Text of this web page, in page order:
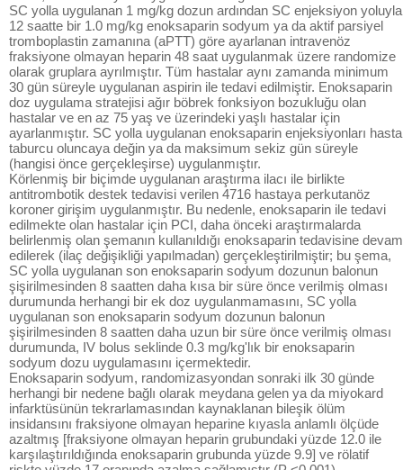
SC yolla uygulanan 1 mg/kg dozun ardından SC enjeksiyon yoluyla
12 saatte bir 1.0 mg/kg enoksaparin sodyum ya da aktif parsiyel
tromboplastin zamanına (aPTT) göre ayarlanan intravenöz
fraksiyone olmayan heparin 48 saat uygulanmak üzere randomize
olarak gruplara ayrılmıştır. Tüm hastalar aynı zamanda minimum
30 gün süreyle uygulanan aspirin ile tedavi edilmiştir. Enoksaparin
doz uygulama stratejisi ağır böbrek fonksiyon bozukluğu olan
hastalar ve en az 75 yaş ve üzerindeki yaşlı hastalar için
ayarlanmıştır. SC yolla uygulanan enoksaparin enjeksiyonları hasta
taburcu oluncaya değin ya da maksimum sekiz gün süreyle
(hangisi önce gerçekleşirse) uygulanmıştır.
Körlenmiş bir biçimde uygulanan araştırma ilacı ile birlikte
antitrombotik destek tedavisi verilen 4716 hastaya perkutanöz
koroner girişim uygulanmıştır. Bu nedenle, enoksaparin ile tedavi
edilmekte olan hastalar için PCI, daha önceki araştırmalarda
belirlenmiş olan şemanın kullanıldığı enoksaparin tedavisine devam
edilerek (ilaç değişikliği yapılmadan) gerçekleştirilmiştir; bu şema,
SC yolla uygulanan son enoksaparin sodyum dozunun balonun
şişirilmesinden 8 saatten daha kısa bir süre önce verilmiş olması
durumunda herhangi bir ek doz uygulanmamasını, SC yolla
uygulanan son enoksaparin sodyum dozunun balonun
şişirilmesinden 8 saatten daha uzun bir süre önce verilmiş olması
durumunda, IV bolus seklinde 0.3 mg/kg'lık bir enoksaparin
sodyum dozu uygulamasını içermektedir.
Enoksaparin sodyum, randomizasyondan sonraki ilk 30 günde
herhangi bir nedene bağlı olarak meydana gelen ya da miyokard
infarktüsünün tekrarlamasından kaynaklanan bileşik ölüm
insidansını fraksiyone olmayan heparine kıyasla anlamlı ölçüde
azaltmış [fraksiyone olmayan heparin grubundaki yüzde 12.0 ile
karşılaştırıldığında enoksaparin grubunda yüzde 9.9] ve rölatif